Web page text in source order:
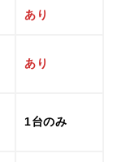
あり
あり
1台のみ